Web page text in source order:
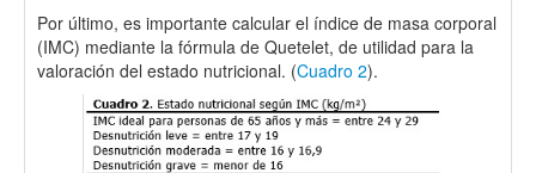
Por último, es importante calcular el índice de masa corporal
(IMC) mediante la fórmula de Quetelet, de utilidad para la
valoración del estado nutricional. (Cuadro 2).